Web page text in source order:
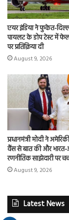
एयर इंडिया ने फुकेत-
पायलट के डोप टेस्ट में
पर प्रतिक्रिया दी
August 9, 2026
प्रधानमंत्री मोदी ने
वैंस से बात की और भारत-
रणनीतिक साझेदारी पर
August 9, 2026
Latest News